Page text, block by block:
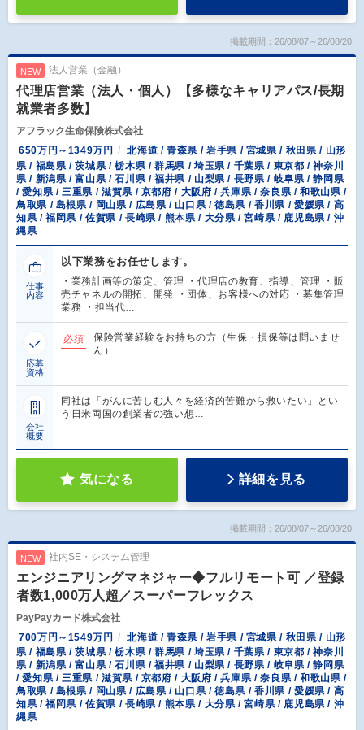
掲載期間：26/08/07～26/08/20
NEW 法人営業（金融）
代理店営業（法人・個人）【多様なキャリアパス/長期
就業者多数】
アフラック生命保険株式会社
650万円～1349万円
北海道 / 青森県 / 岩手県 / 宮城県 / 秋田県 / 山形
県 / 福島県 / 茨城県 / 栃木県 / 群馬県 / 埼玉県 / 千葉県 / 東京都 / 神奈川
県 / 新潟県 / 富山県 / 石川県 / 福井県 / 山梨県 / 長野県 / 岐阜県 / 静岡県
/ 愛知県 / 三重県 / 滋賀県 / 京都府 / 大阪府 / 兵庫県 / 奈良県 / 和歌山県 /
鳥取県 / 島根県 / 岡山県 / 広島県 / 山口県 / 徳島県 / 香川県 / 愛媛県 / 高
知県 / 福岡県 / 佐賀県 / 長崎県 / 熊本県 / 大分県 / 宮崎県 / 鹿児島県 / 沖
縄県
仕事
内容
以下業務をお任せします。
・業務計画等の策定、管理 ・代理店の教育、指導、管理 ・販
売チャネルの開拓、開発 ・団体、お客様への対応 ・募集管理
業務 ・担当代…
応募
資格
必須
保険営業経験をお持ちの方（生保・損保等は問いませ
ん）
会社
概要
同社は「がんに苦しむ人々を経済的苦難から救いたい」とい
う日米両国の創業者の強い想…
気になる 詳細を見る
掲載期間：26/08/07～26/08/20
NEW 社内SE・システム管理
エンジニアリングマネジャー◆フルリモート可 ／登録
者数1,000万人超／スーパーフレックス
PayPayカード株式会社
700万円～1549万円
北海道 / 青森県 / 岩手県 / 宮城県 / 秋田県 / 山形
県 / 福島県 / 茨城県 / 栃木県 / 群馬県 / 埼玉県 / 千葉県 / 東京都 / 神奈川
県 / 新潟県 / 富山県 / 石川県 / 福井県 / 山梨県 / 長野県 / 岐阜県 / 静岡県
/ 愛知県 / 三重県 / 滋賀県 / 京都府 / 大阪府 / 兵庫県 / 奈良県 / 和歌山県 /
鳥取県 / 島根県 / 岡山県 / 広島県 / 山口県 / 徳島県 / 香川県 / 愛媛県 / 高
知県 / 福岡県 / 佐賀県 / 長崎県 / 熊本県 / 大分県 / 宮崎県 / 鹿児島県 / 沖
縄県